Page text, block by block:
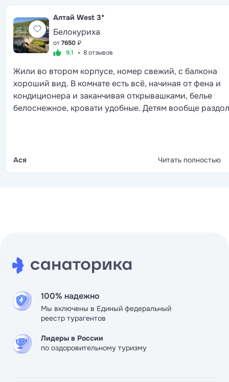
Алтай West 3*
Белокуриха
от7650₽
9.1
8 отзывов
Жили во втором корпусе, номер свежий, с балкона
хороший вид. В комнате есть всё, начиная от фена и
кондиционера и заканчивая открывашками, белье
белоснежное, кровати удобные. Детям вообще
ресторане под караоке. Кормят стандартно для
Ася Читать полностью
100% надежно
Мы включены в Единый федеральный
реестр турагентов
Лидеры в России
по оздоровительному туризму